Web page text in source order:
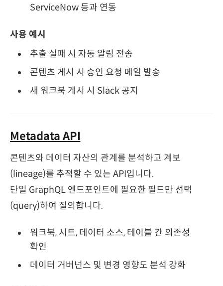
ServiceNow 등과 연동
사용 예시
추출 실패 시 자동 알림 전송
콘텐츠 게시 시 승인 요청 메일 발송
새 워크북 게시 시 Slack 공지
Metadata API
콘텐츠와 데이터 자산의 관계를 분석하고 계보
(lineage)를 추적할 수 있는 API입니다.
단일 GraphQL 엔드포인트에 필요한 필드만 선택
(query)하여 질의합니다.
워크북, 시트, 데이터 소스, 테이블 간 의존성
확인
데이터 거버넌스 및 변경 영향도 분석 강화